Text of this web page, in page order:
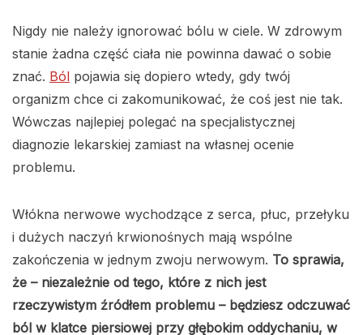
Nigdy nie należy ignorować bólu w ciele. W zdrowym
stanie żadna część ciała nie powinna dawać o sobie
znać. Ból pojawia się dopiero wtedy, gdy twój
organizm chce ci zakomunikować, że coś jest nie tak.
Wówczas najlepiej polegać na specjalistycznej
diagnozie lekarskiej zamiast na własnej ocenie
problemu.
Włókna nerwowe wychodzące z serca, płuc, przełyku
i dużych naczyń krwionośnych mają wspólne
zakończenia w jednym zwoju nerwowym. To sprawia,
że – niezależnie od tego, które z nich jest
rzeczywistym źródłem problemu – będziesz odczuwać
ból w klatce piersiowej przy głębokim oddychaniu, w